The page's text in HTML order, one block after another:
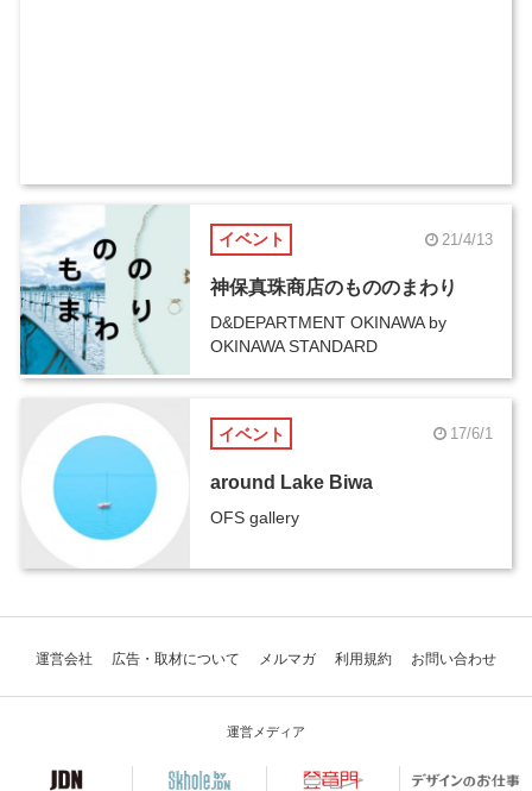
イベント 21/4/13
神保真珠商店のもののまわり
D&DEPARTMENT OKINAWA by
OKINAWA STANDARD
イベント 17/6/1
around Lake Biwa
OFS gallery
運営会社 広告・取材について メルマガ 利用規約 お問い合わせ
運営メディア